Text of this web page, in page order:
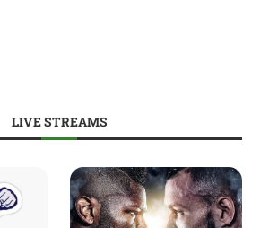
LIVE STREAMS